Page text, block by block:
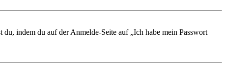
indem du auf der Anmelde-Seite auf „Ich habe mein Passwort